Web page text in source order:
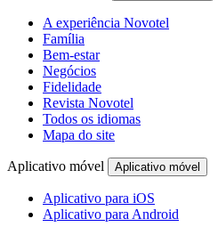
A experiência Novotel
Família
Bem-estar
Negócios
Fidelidade
Revista Novotel
Todos os idiomas
Mapa do site
Aplicativo móvel Aplicativo móvel
Aplicativo para iOS
Aplicativo para Android